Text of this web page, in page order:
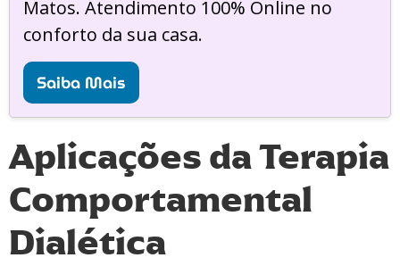
Matos. Atendimento 100% Online no
conforto da sua casa.
Saiba Mais
Aplicações da Terapia
Comportamental
Dialética